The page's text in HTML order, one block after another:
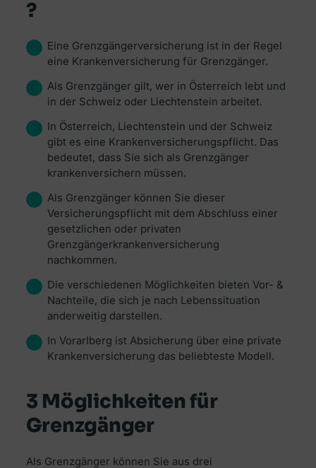
?
Eine Grenzgängerversicherung ist in der Regel
eine Krankenversicherung für Grenzgänger.
Als Grenzgänger gilt, wer in Österreich lebt und
in der Schweiz oder Liechtenstein arbeitet.
In Österreich, Liechtenstein und der Schweiz
gibt es eine Krankenversicherungspflicht. Das
bedeutet, dass Sie sich als Grenzgänger
krankenversichern müssen.
Als Grenzgänger können Sie dieser
Versicherungspflicht mit dem Abschluss einer
gesetzlichen oder privaten
Grenzgängerkrankenversicherung
nachkommen.
Die verschiedenen Möglichkeiten bieten Vor- &
Nachteile, die sich je nach Lebenssituation
anderweitig darstellen.
In Vorarlberg ist Absicherung über eine private
Krankenversicherung das beliebteste Modell.
3 Möglichkeiten für
Grenzgänger
Als Grenzgänger können Sie aus drei